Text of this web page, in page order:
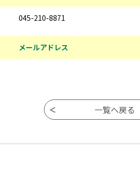
045-210-8871
メールアドレス